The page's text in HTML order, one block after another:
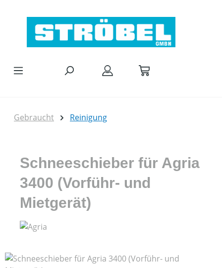
Gebraucht Reinigung
Schneeschieber für Agria
3400 (Vorführ- und
Mietgerät)
Bildergalerie überspringen